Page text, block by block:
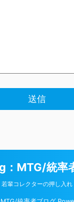
：MTG/統率
若輩コレクターの押し入れ